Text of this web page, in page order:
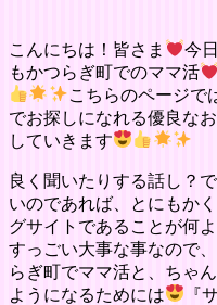
こんにちは！皆さま 今
もかつらぎ町でのママ活
こちらのページで
でお探しになれる優良な
していきます
良く聞いたりする話し？
いのであれば、とにもか
グサイトであることが何
すっごい大事な事なので
らぎ町でママ活と、ちゃ
ようになるためには
『